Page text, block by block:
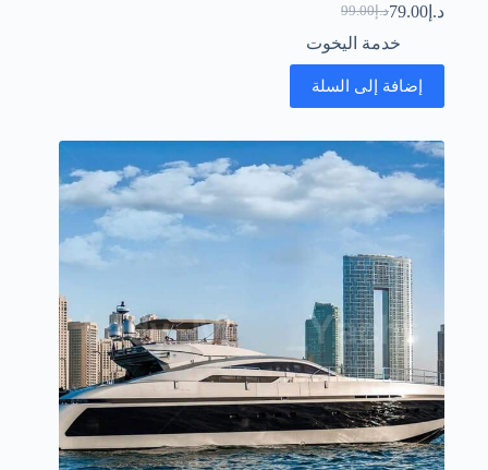
د.إ99.00
السعر
الأصلي
هو:
د.إ99.00.
د.إ 79.00السعر
الحالي
هو:
د.إ79.00.
خدمة اليخوت
إضافة إلى السلة